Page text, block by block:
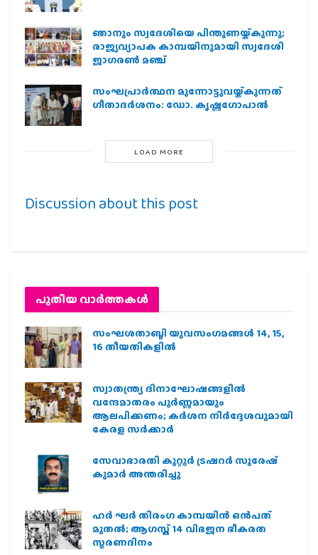
ഞാനും സ്വദേശിയെ പിന്തുണയ്ക്കുന്നു;
രാജ്യവ്യാപക കാമ്പയിനുമായി സ്വദേശി
ജാഗരണ്‍ മഞ്ച്
സംഘപ്രാര്‍ത്ഥന മുന്നോട്ടുവയ്ക്കുന്നത്
ഗീതാദര്‍ശനം: ഡോ. കൃഷ്ണഗോപാല്‍
LOAD MORE
Discussion about this post
പുതിയ വാര്‍ത്തകള്‍
സംഘശതാബ്ദി യുവസംഗമങ്ങള്‍ 14, 15,
16 തീയതികളില്‍
സ്വാതന്ത്ര്യ ദിനാഘോഷങ്ങളിൽ
വന്ദേമാതരം പൂർണ്ണമായും
ആലപിക്കണം; കർശന നിർദ്ദേശവുമായി
കേരള സർക്കാർ
സേവാഭാരതി കുറ്റൂർ ട്രഷറർ സുരേഷ്
കുമാർ അന്തരിച്ചു
ഹര്‍ ഘര്‍ തിരംഗ കാമ്പയിന്‍ ഒന്‍പത്
മുതല്‍; ആഗസ്ത് 14 വിഭജന ഭീകരത
സ്മരണദിനം